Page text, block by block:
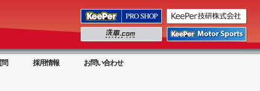
採用情報 お問い合わせ